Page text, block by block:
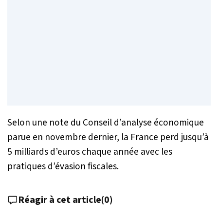
Selon une note du Conseil d’analyse économique
parue en novembre dernier, la France perd jusqu’à
5 milliards d’euros chaque année avec les
pratiques d’évasion fiscales.
Réagir à cet article(0)